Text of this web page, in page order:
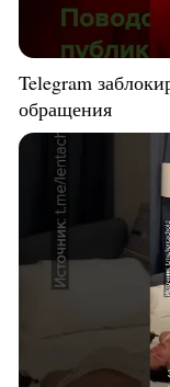
Telegram
обращения